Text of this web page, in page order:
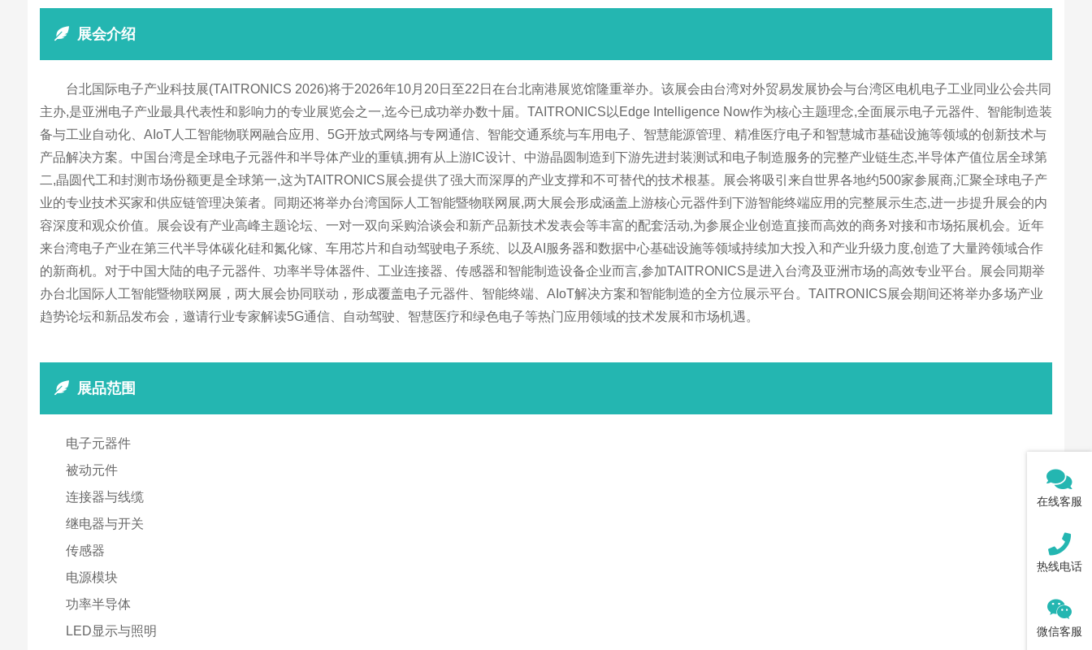
展会介绍
台北国际电子产业科技展(TAITRONICS 2026)将于2026年10月20日至22日在台北南港展览馆隆重举办。该展会由台湾对外贸易发展协会与台湾区电机电子工业同业公会共同
主办,是亚洲电子产业最具代表性和影响力的专业展览会之一,迄今已成功举办数十届。TAITRONICS以Edge Intelligence Now作为核心主题理念,全面展示电子元器件、智能制造装
备与工业自动化、AIoT人工智能物联网融合应用、5G开放式网络与专网通信、智能交通系统与车用电子、智慧能源管理、精准医疗电子和智慧城市基础设施等领域的创新技术与
产品解决方案。中国台湾是全球电子元器件和半导体产业的重镇,拥有从上游IC设计、中游晶圆制造到下游先进封装测试和电子制造服务的完整产业链生态,半导体产值位居全球第
二,晶圆代工和封测市场份额更是全球第一,这为TAITRONICS展会提供了强大而深厚的产业支撑和不可替代的技术根基。展会将吸引来自世界各地约500家参展商,汇聚全球电子产
业的专业技术买家和供应链管理决策者。同期还将举办台湾国际人工智能暨物联网展,两大展会形成涵盖上游核心元器件到下游智能终端应用的完整展示生态,进一步提升展会的内
容深度和观众价值。展会设有产业高峰主题论坛、一对一双向采购洽谈会和新产品新技术发表会等丰富的配套活动,为参展企业创造直接而高效的商务对接和市场拓展机会。近年
来台湾电子产业在第三代半导体碳化硅和氮化镓、车用芯片和自动驾驶电子系统、以及AI服务器和数据中心基础设施等领域持续加大投入和产业升级力度,创造了大量跨领域合作
的新商机。对于中国大陆的电子元器件、功率半导体器件、工业连接器、传感器和智能制造设备企业而言,参加TAITRONICS是进入台湾及亚洲市场的高效专业平台。展会同期举
办台北国际人工智能暨物联网展，两大展会协同联动，形成覆盖电子元器件、智能终端、AIoT解决方案和智能制造的全方位展示平台。TAITRONICS展会期间还将举办多场产业
趋势论坛和新品发布会，邀请行业专家解读5G通信、自动驾驶、智慧医疗和绿色电子等热门应用领域的技术发展和市场机遇。
展品范围
电子元器件
被动元件
连接器与线缆
继电器与开关
传感器
电源模块
功率半导体
LED显示与照明
在线客服
热线电话
微信客服